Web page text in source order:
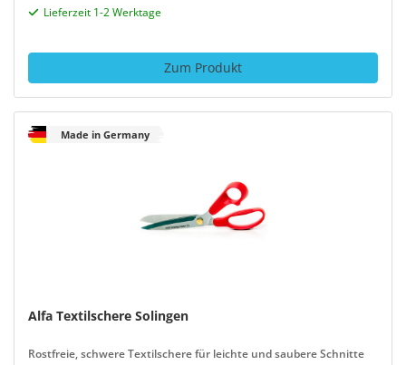
Lieferzeit 1-2 Werktage
Zum Produkt
Made in Germany
Alfa Textilschere Solingen
Rostfreie, schwere Textilschere für leichte und saubere Schnitte